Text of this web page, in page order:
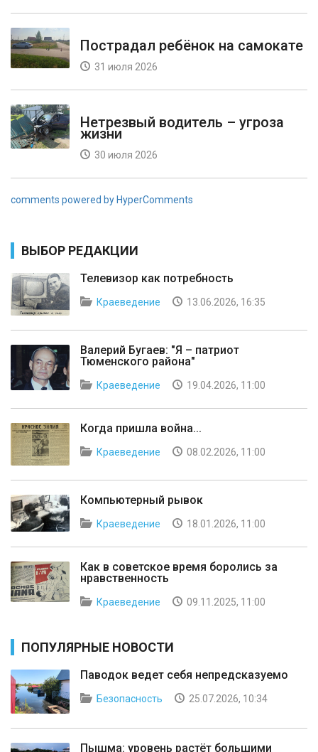
Пострадал ребёнок на самокате
31 июля 2026
Нетрезвый водитель – угроза
жизни
30 июля 2026
comments powered by HyperComments
ВЫБОР РЕДАКЦИИ
Телевизор как потребность
Краеведение 13.06.2026, 16:35
Валерий Бугаев: "Я – патриот
Тюменского района"
Краеведение 19.04.2026, 11:00
Когда пришла война...
Краеведение 08.02.2026, 11:00
Компьютерный рывок
Краеведение 18.01.2026, 11:00
Как в советское время боролись за
нравственность
Краеведение 09.11.2025, 11:00
ПОПУЛЯРНЫЕ НОВОСТИ
Паводок ведет себя непредсказуемо
Безопасность 25.07.2026, 10:34
Пышма: уровень растёт большими